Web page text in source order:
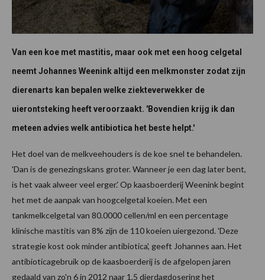
Van een koe met mastitis, maar ook met een hoog celgetal
neemt Johannes Weenink altijd een melkmonster zodat zijn
dierenarts kan bepalen welke ziekteverwekker de
uierontsteking heeft veroorzaakt. 'Bovendien krijg ik dan
meteen advies welk antibiotica het beste helpt.'
Het doel van de melkveehouders is de koe snel te behandelen.
'Dan is de genezingskans groter. Wanneer je een dag later bent,
is het vaak alweer veel erger.' Op kaasboerderij Weenink begint
het met de aanpak van hoogcelgetal koeien. Met een
tankmelkcelgetal van 80.0000 cellen/ml en een percentage
klinische mastitis van 8% zijn de 110 koeien uiergezond. 'Deze
strategie kost ook minder antibiotica', geeft Johannes aan. Het
antibioticagebruik op de kaasboerderij is de afgelopen jaren
gedaald van zo'n 6 in 2012 naar 1,5 dierdagdosering het